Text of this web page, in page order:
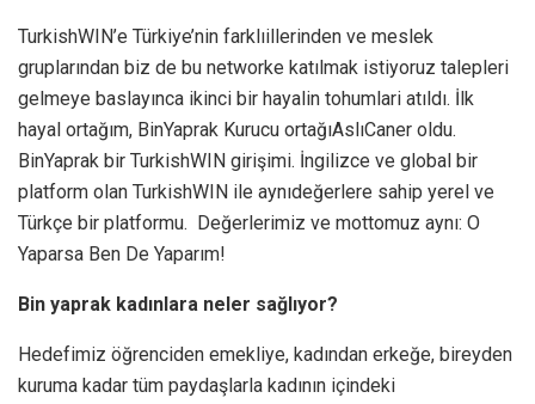
TurkishWIN’e Türkiye’nin farklıillerinden ve meslek
gruplarından biz de bu networke katılmak istiyoruz talepleri
gelmeye baslayınca ikinci bir hayalin tohumlari atıldı. İlk
hayal ortağım, BinYaprak Kurucu ortağıAslıCaner oldu.
BinYaprak bir TurkishWIN girişimi. İngilizce ve global bir
platform olan TurkishWIN ile aynıdeğerlere sahip yerel ve
Türkçe bir platformu. Değerlerimiz ve mottomuz aynı: O
Yaparsa Ben De Yaparım!
Bin yaprak kadınlara neler sağlıyor?
Hedefimiz öğrenciden emekliye, kadından erkeğe, bireyden
kuruma kadar tüm paydaşlarla kadının içindeki